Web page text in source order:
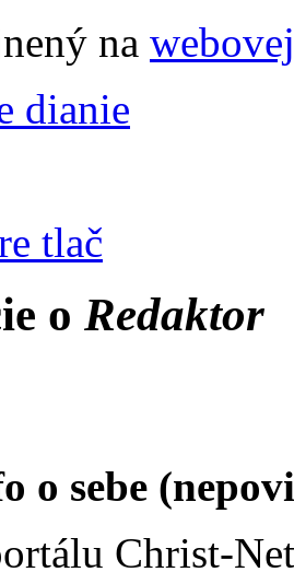
na
dianie
tlač
o Redaktor
o sebe
Christ-